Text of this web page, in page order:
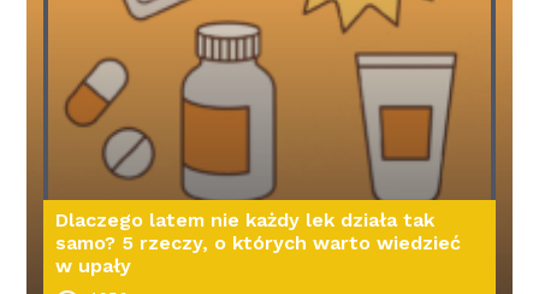
Dlaczego latem nie każdy lek działa tak
samo? 5 rzeczy, o których warto wiedzieć
w upały